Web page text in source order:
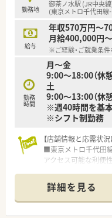
勤務地
御茶ノ水駅 (JR中央
(東京メトロ千代田線
給与
年収570万円～
月給400,000円
※ご経験・ご就業条
勤務
時間
月～金
9:00～18:00（休
土
9:00～13:00（休
※週40時間を基
※シフト制勤務
【店舗情報と応需状況
■東京メトロ千代田
アクセス可能な利便
から100枚ほど応需
■薬剤師8名と事務4
人あたりの処方箋枚
詳細を見る